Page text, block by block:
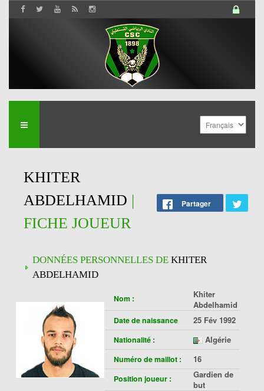
KHITER
ABDELHAMID |
FICHE JOUEUR
Partager
DONNÉES PERSONNELLES DE KHITER
ABDELHAMID
Nom :
Khiter
Abdelhamid
Date de naissance 25 Fév 1992
Nationalité : Algérie
Numéro de maillot : 16
Position joueur :
Gardien de
but